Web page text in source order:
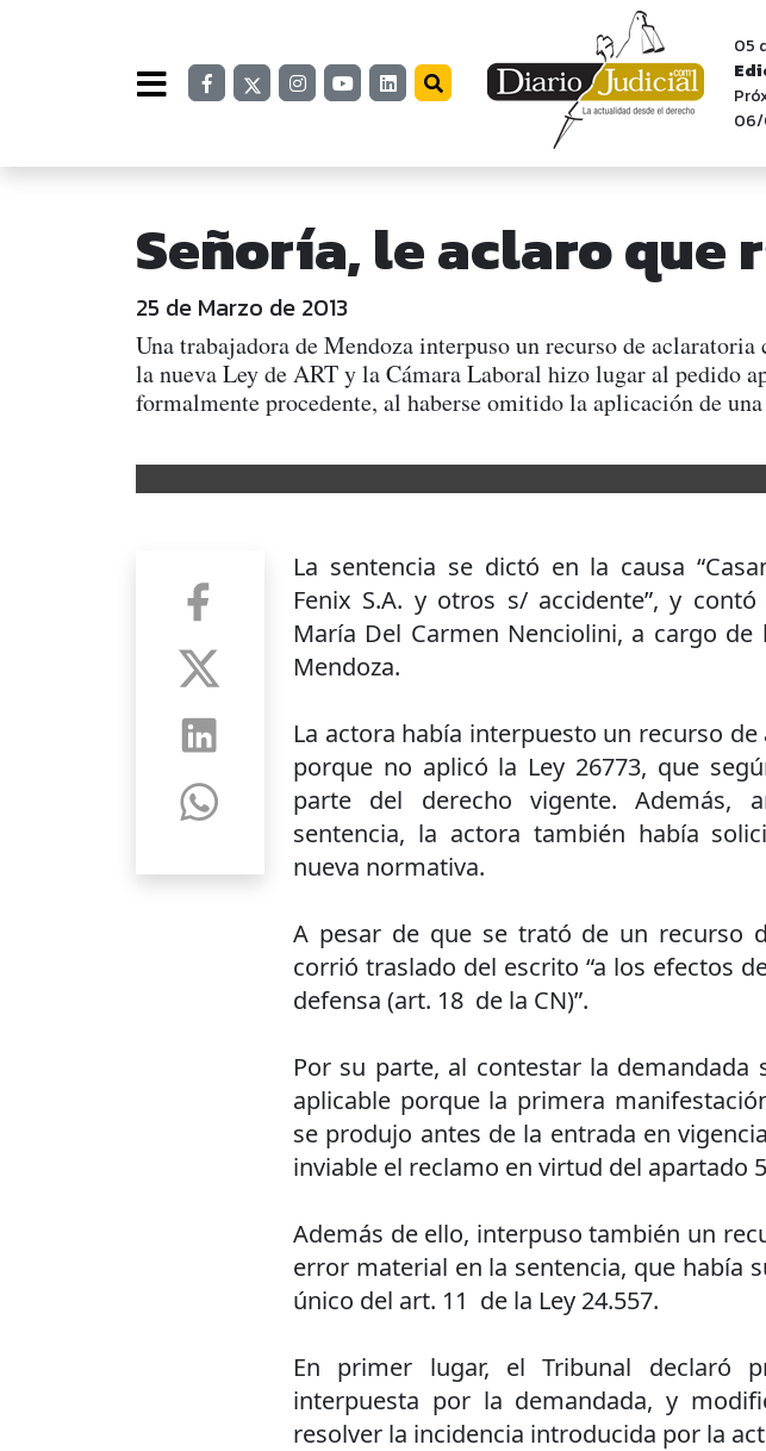
05
Señoría, le aclaro que
25 de Marzo de 2013
Una trabajadora de Mendoza interpuso un recurso de
la nueva Ley de ART y la Cámara Laboral hizo lugar al pedido
formalmente procedente, al haberse omitido la aplicación de
La sentencia se dictó en la causa
Fenix S.A. y otros s/ accidente”, y
María Del Carmen Nenciolini, a cargo de
Mendoza.
La actora había interpuesto un recurso
porque no aplicó la Ley 26773, que
parte del derecho vigente. Además,
sentencia, la actora también había
nueva normativa.
A pesar de que se trató de un recurso
corrió traslado del escrito “a los efectos
defensa (art. 18 de la CN)”.
Por su parte, al contestar la demandada
aplicable porque la primera
se produjo antes de la entrada en
inviable el reclamo en virtud del apartado
Además de ello, interpuso también un
error material en la sentencia, que había
único del art. 11 de la Ley 24.557.
En primer lugar, el Tribunal declaró
interpuesta por la demandada, y
resolver la incidencia introducida por la